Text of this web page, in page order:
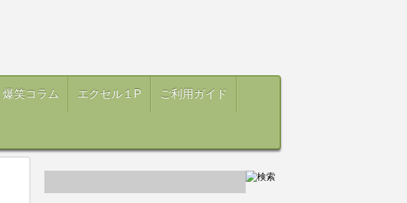
爆笑コラム エクセル１P ご利用ガイド